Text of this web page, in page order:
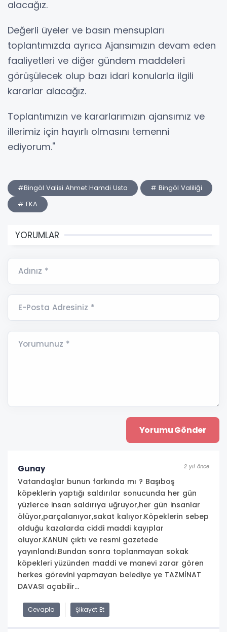
alacağız.
Değerli üyeler ve basın mensupları
toplantımızda ayrıca Ajansımızın devam eden
faaliyetleri ve diğer gündem maddeleri
görüşülecek olup bazı idari konularla ilgili
kararlar alacağız.
Toplantımızın ve kararlarımızın ajansımız ve
illerimiz için hayırlı olmasını temenni
ediyorum."
#Bingöl Valisi Ahmet Hamdi Usta
# Bingöl Valiliği
# FKA
YORUMLAR
Adınız *
E-Posta Adresiniz *
Yorumunuz *
Gunay 2 yıl önce
Vatandaşlar bunun farkında mı ? Başıboş
köpeklerin yaptığı saldırılar sonucunda her gün
yüzlerce insan saldırıya uğruyor,her gün insanlar
ölüyor,parçalanıyor,sakat kalıyor.Köpeklerin sebep
olduğu kazalarda ciddi maddi kayıplar
oluyor.KANUN çıktı ve resmi gazetede
yayınlandı.Bundan sonra toplanmayan sokak
köpekleri yüzünden maddi ve manevi zarar gören
herkes görevini yapmayan belediye ye TAZMİNAT
DAVASI açabilir...
Cevapla Şikayet Et